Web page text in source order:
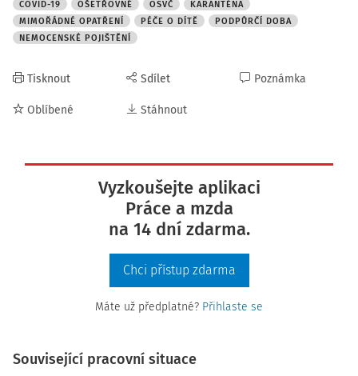
COVID-19 OŠETŘOVNÉ OSVČ
KARANTÉNA
MIMOŘÁDNÉ OPATŘENÍ
PÉČE O DÍTĚ
PODPŮRČÍ DOBA
NEMOCENSKÉ POJIŠTĚNÍ
Tisknout
Oblíbené
Sdílet
Stáhnout
Poznámka
Vyzkoušejte aplikaci
Práce a mzda
na 14 dní zdarma.
Chci přístup zdarma
Máte už předplatné? Přihlaste se
Související pracovní situace